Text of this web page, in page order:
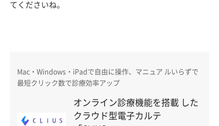
てくださいね。
Mac・Windows・iPadで自由に操作、マニュア ルいらずで
最短クリック数で診療効率アップ
オンライン診療機能を搭載 した
クラウド型電子カルテ